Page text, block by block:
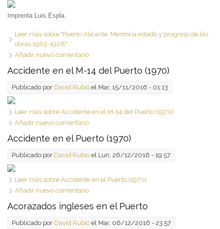
Imprenta Luis Espla.
Leer más sobre "Puerto Alicante. Memoria estado y progreso de las
obras 1905-1908"
Añadir nuevo comentario
Accidente en el M-14 del Puerto (1970)
Publicado por David Rubio el Mar, 15/11/2016 - 01:13
Leer más sobre Accidente en el M-14 del Puerto (1970)
Añadir nuevo comentario
Accidente en el Puerto (1970)
Publicado por David Rubio el Lun, 26/12/2016 - 19:57
Leer más sobre Accidente en el Puerto (1970)
Añadir nuevo comentario
Acorazados ingleses en el Puerto
Publicado por David Rubio el Mar, 06/12/2016 - 23:57